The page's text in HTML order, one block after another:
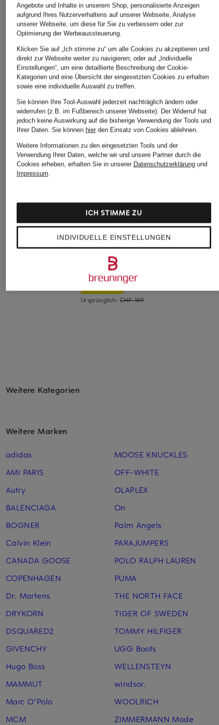
Cocktailkleid in
Wickeloptik
Ursprünglich: CHF 169
Weitere Kategorien
Weitere Marken
adidas
AMI PARIS
Autry
BALENCIAGA
BOGNER
Calvin Klein
CANADA GOOSE
COPENHAGEN
Dr. Martens
DRYKORN
DSQUARED2
GIVENCHY
Hugo Boss
MAMMUT
Marc O'Polo
MCM
MOOSE KNUCKLES
OFF-WHITE
OLAPLEX
On
Palm Angels
PARAJUMPERS
POLO RALPH LAUREN
PUMA
THE NORTH FACE
TIGER OF SWEDEN
TOMMY HILFIGER
UGG Boots
WELLENSTEYN
windsor.
WOOLRICH
ZIMMERMANN Mode
Angebote und Inhalte in unserem Shop, personalisierte Anzeigen
aufgrund Ihres Nutzerverhaltens auf unserer Webseite, Analyse
unserer Webseite, um diese für Sie zu verbessern oder zur
Optimierung der Werbeaussteuerung.
Klicken Sie auf „Ich stimme zu“ um alle Cookies zu akzeptieren und
direkt zur Webseite weiter zu navigieren; oder auf „Individuelle
Einstellungen“, um eine detaillierte Beschreibung der Cookie-
Kategorien und eine Übersicht der eingesetzten Cookies zu erhalten
sowie eine individuelle Auswahl zu treffen.
Sie können Ihre Tool-Auswahl jederzeit nachträglich ändern oder
widerrufen (z.B. im Fußbereich unserer Webseite). Der Widerruf hat
jedoch keine Auswirkung auf die bisherige Verwendung der Tools und
Ihrer Daten. Sie können hierden Einsatz von Cookies ablehnen.
Weitere Informationen zu den eingesetzten Tools und der
Verwendung Ihrer Daten, welche wir und unsere Partner durch die
Cookies erheben, erhalten Sie in unserer Datenschutzerklärungund
Impressum.
INDIVIDUELLE EINSTELLUNGEN
ICH STIMME ZU